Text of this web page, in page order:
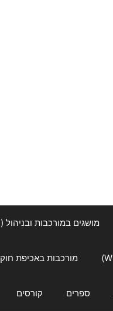
מושגים במורכבות ובניהול (WIKI)
מורכבות באכיפת חוק
ספרים קורסים